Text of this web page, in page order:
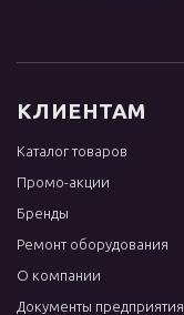
КЛИЕНТАМ
Каталог товаров
Промо-акции
Бренды
Ремонт оборудования
О компании
Документы предприятия